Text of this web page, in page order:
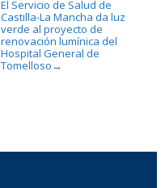
El Servicio de Salud de
Castilla-La Mancha da luz
verde al proyecto de
renovación lumínica del
Hospital General de
Tomelloso →